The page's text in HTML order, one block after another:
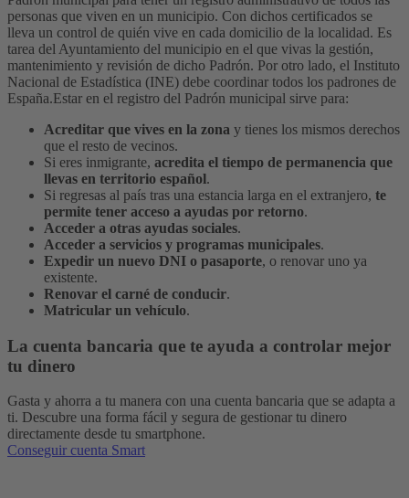
personas que viven en un municipio. Con dichos certificados se
lleva un control de quién vive en cada domicilio de la localidad. Es
tarea del Ayuntamiento del municipio en el que vivas la gestión,
mantenimiento y revisión de dicho Padrón. Por otro lado, el Instituto
Nacional de Estadística (INE) debe coordinar todos los padrones de
España.Estar en el registro del Padrón municipal sirve para:
Acreditar que vives en la zona y tienes los mismos derechos
que el resto de vecinos.
Si eres inmigrante, acredita el tiempo de permanencia que
llevas en territorio español.
Si regresas al país tras una estancia larga en el extranjero, te
permite tener acceso a ayudas por retorno.
Acceder a otras ayudas sociales.
Acceder a servicios y programas municipales.
Expedir un nuevo DNI o pasaporte, o renovar uno ya
existente.
Renovar el carné de conducir.
Matricular un vehículo.
La cuenta bancaria que te ayuda a controlar mejor
tu dinero
Gasta y ahorra a tu manera con una cuenta bancaria que se adapta a
ti. Descubre una forma fácil y segura de gestionar tu dinero
directamente desde tu smartphone.
Conseguir cuenta Smart